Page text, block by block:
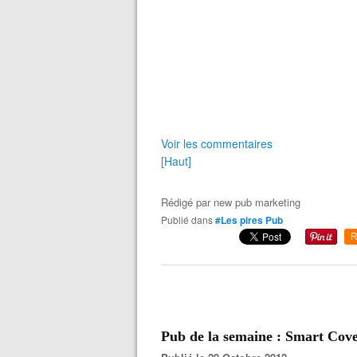
Voir les commentaires
[Haut]
Rédigé par new pub marketing
Publié dans#Les pires Pub
Pub de la semaine : Smart